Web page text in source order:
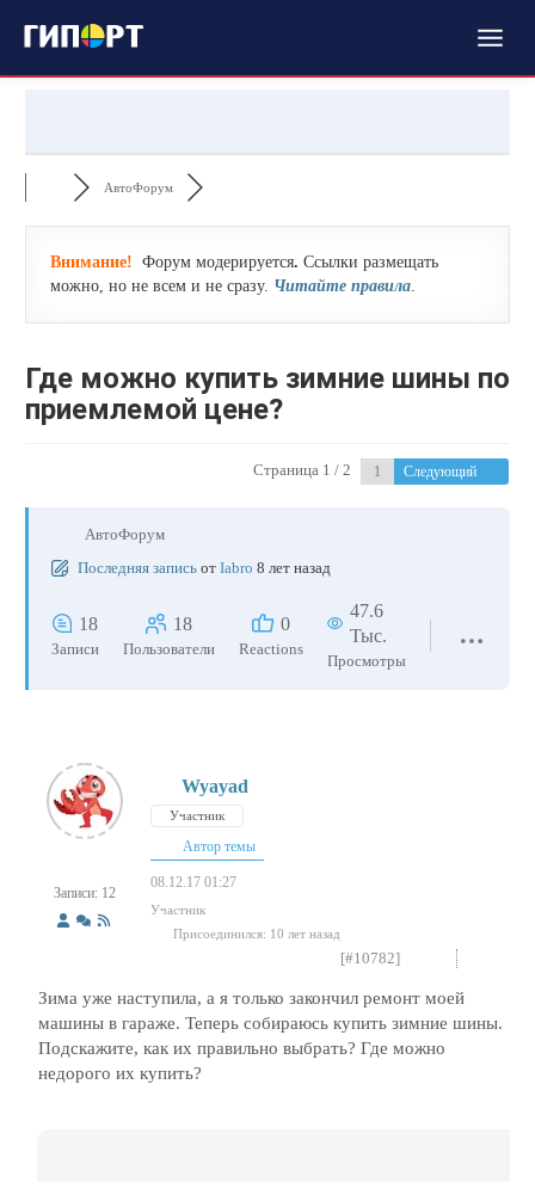
АвтоФорум
Внимание! Форум модерируется. Ссылки размещать
можно, но не всем и не сразу. Читайте правила.
Где можно купить зимние шины по
приемлемой цене?
Страница 1 / 2 Следующий
АвтоФорум
Последняя запись от Iabro 8 лет назад
18
Записи
18
Пользователи
0
Reactions
47.6
Тыс.
Просмотры
Записи: 12
Wyayad
Участник
Автор темы
08.12.17 01:27
Участник
Присоединился: 10 лет назад
[#10782]
Зима уже наступила, а я только закончил ремонт моей
машины в гараже. Теперь собираюсь купить зимние шины.
Подскажите, как их правильно выбрать? Где можно
недорого их купить?